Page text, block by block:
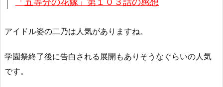
アイドル姿の二乃は人気がありますね。
学園祭終了後に告白される展開もありそうなぐらいの人気
です。